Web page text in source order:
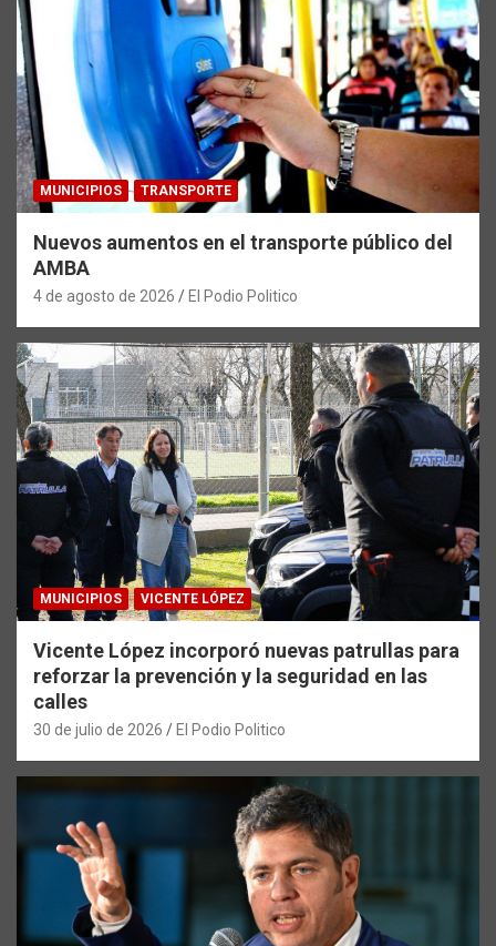
MUNICIPIOS TRANSPORTE
Nuevos aumentos en el transporte público del
AMBA
4 de agosto de 2026 El Podio Politico
MUNICIPIOS VICENTE LÓPEZ
Vicente López incorporó nuevas patrullas para
reforzar la prevención y la seguridad en las
calles
30 de julio de 2026 El Podio Politico